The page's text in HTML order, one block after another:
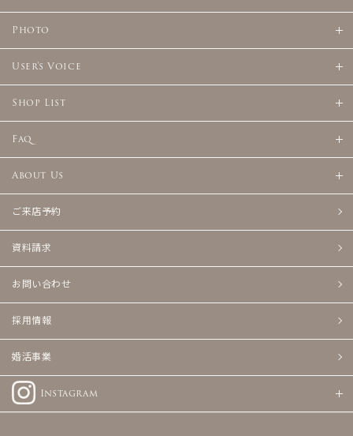
Photo
User's Voice
Shop List
Faq
About Us
ご来店予約
資料請求
お問い合わせ
採用情報
婚活事業
Instagram